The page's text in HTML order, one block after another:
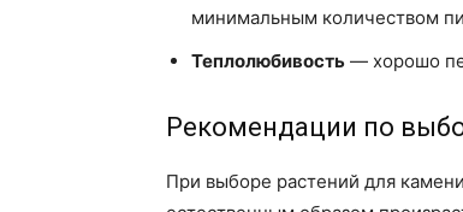
минимальным количеством
Теплолюбивость — хорошо
Рекомендации по
При выборе растений для